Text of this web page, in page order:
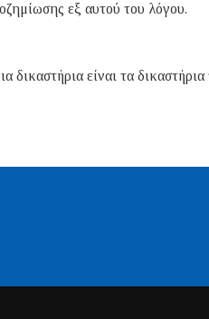
εξ αυτού του λόγου.
είναι τα δικαστήρια